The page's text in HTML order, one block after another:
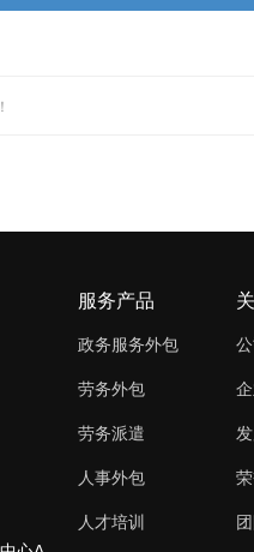
服务产品
政务服务外包
劳务外包
劳务派遣
人事外包
人才培训